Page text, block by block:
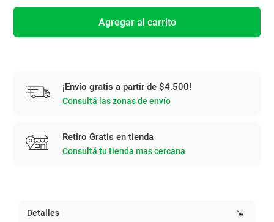
Agregar al carrito
¡Envío gratis a partir de $4.500!
Consultá las zonas de envío
Retiro Gratis en tienda
Consultá tu tienda mas cercana
Detalles